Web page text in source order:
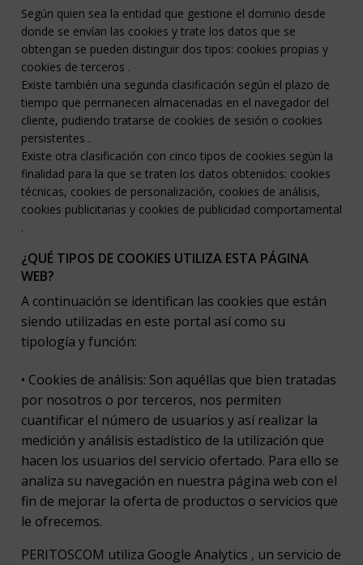
Según quien sea la entidad que gestione el dominio desde
donde se envían las cookies y trate los datos que se
obtengan se pueden distinguir dos tipos: cookies propias y
cookies de terceros .
Existe también una segunda clasificación según el plazo de
tiempo que permanecen almacenadas en el navegador del
cliente, pudiendo tratarse de cookies de sesión o cookies
persistentes .
Existe otra clasificación con cinco tipos de cookies según la
finalidad para la que se traten los datos obtenidos: cookies
técnicas, cookies de personalización, cookies de análisis,
cookies publicitarias y cookies de publicidad comportamental
.
¿QUÉ TIPOS DE COOKIES UTILIZA ESTA PÁGINA
WEB?
A continuación se identifican las cookies que están
siendo utilizadas en este portal así como su
tipología y función:
• Cookies de análisis: Son aquéllas que bien tratadas
por nosotros o por terceros, nos permiten
cuantificar el número de usuarios y así realizar la
medición y análisis estadístico de la utilización que
hacen los usuarios del servicio ofertado. Para ello se
analiza su navegación en nuestra página web con el
fin de mejorar la oferta de productos o servicios que
le ofrecemos.
PERITOSCOM utiliza Google Analytics , un servicio de